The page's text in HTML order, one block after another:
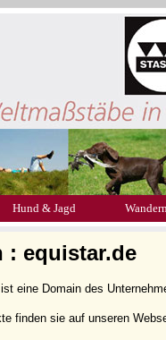
Hund & Jagd
: equistar.de
eine Domain des
finden sie auf unseren